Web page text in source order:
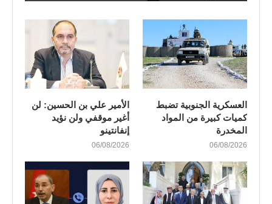
العسكرية الجنوبية تضبط
كميات كبيرة من المواد
المخدرة
06/08/2026
الأمير علي بن الحسين: لن
أغير موقفي ولن نؤيد
إنفانتينو
06/08/2026